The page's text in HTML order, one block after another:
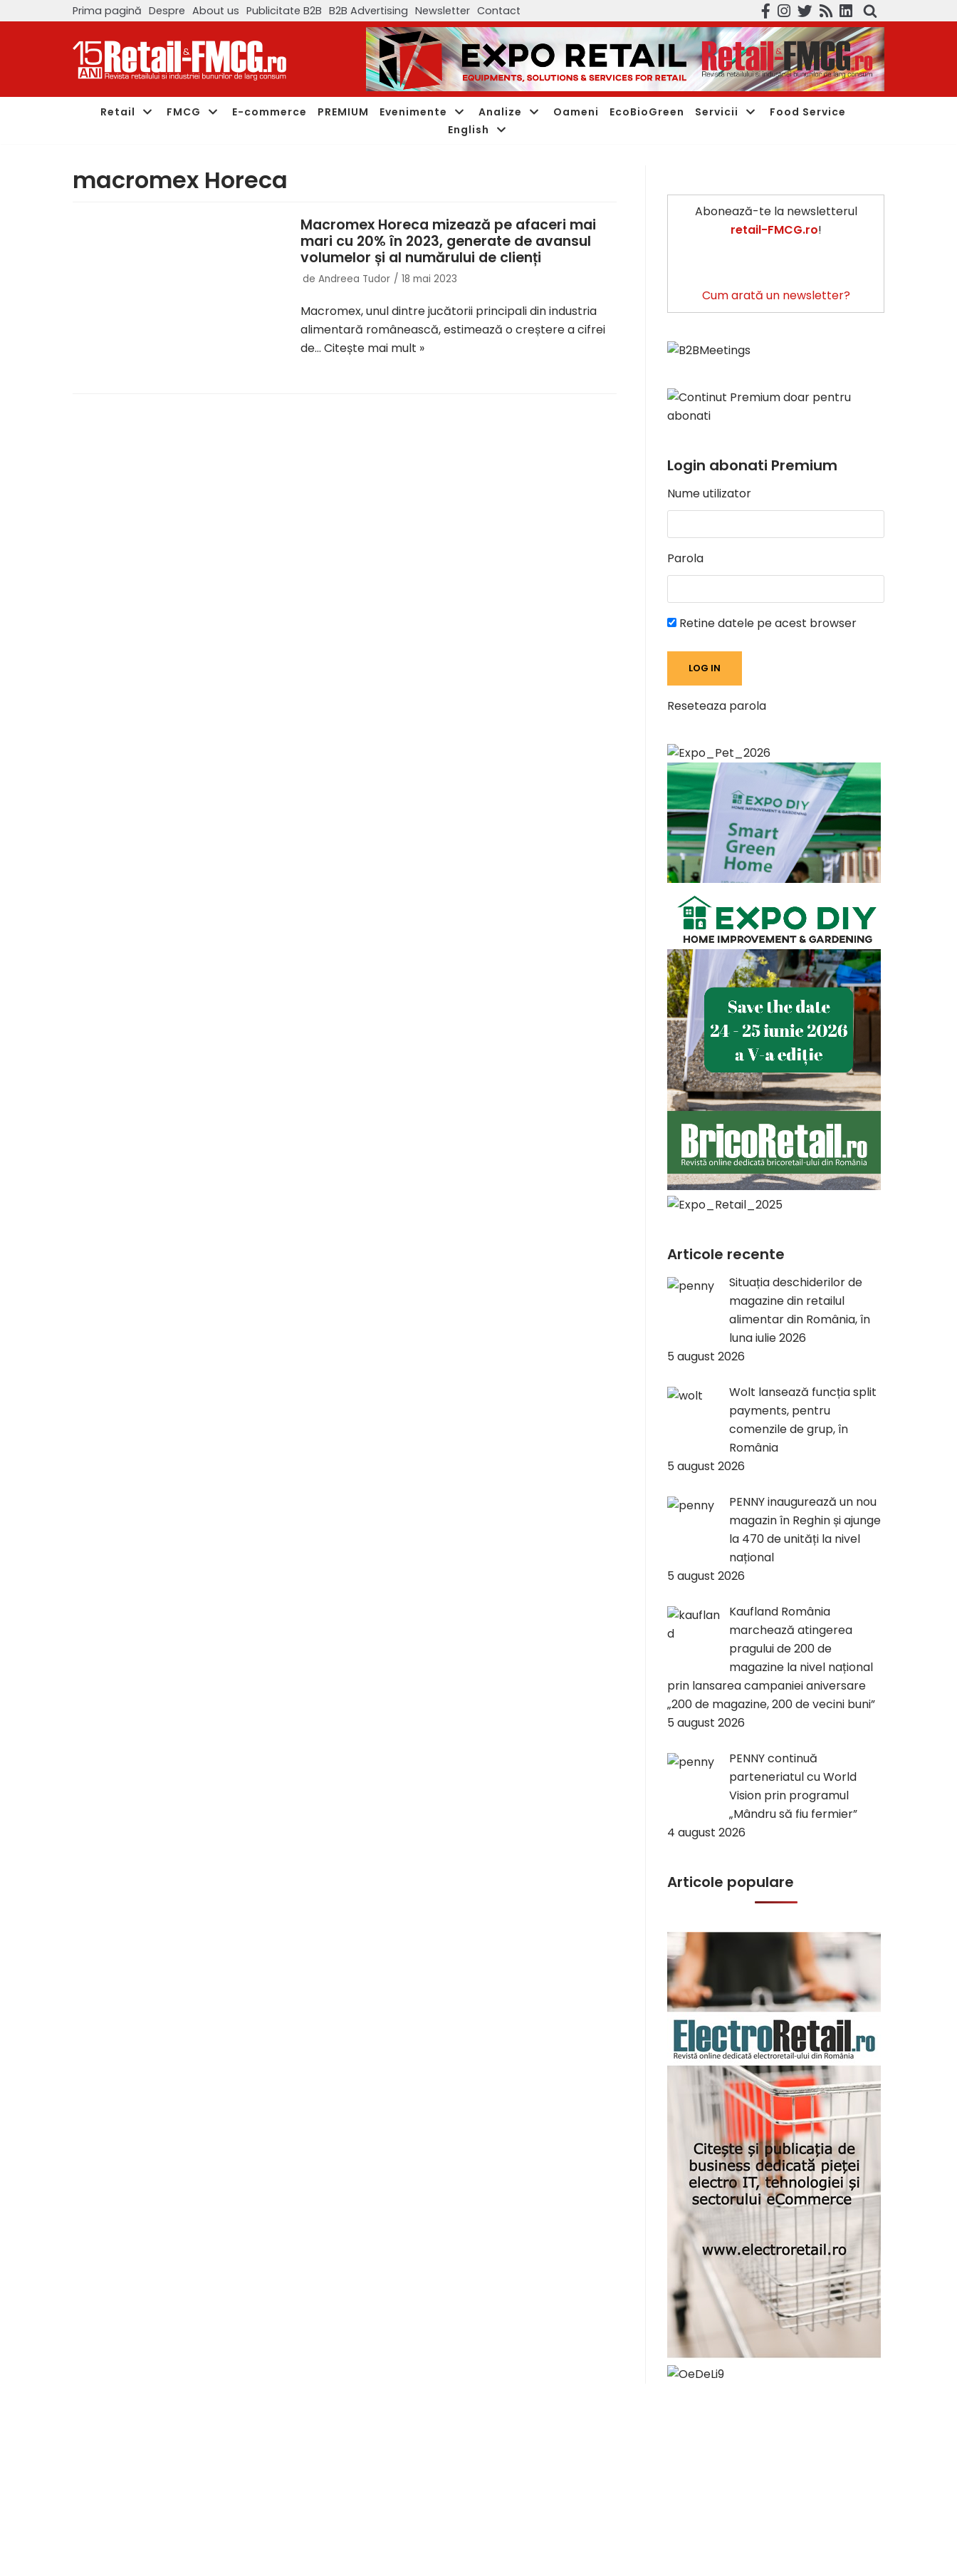
Prima pagină Despre About us Publicitate B2B B2B Advertising Newsletter Contact
Retail FMCG E-commerce PREMIUM Evenimente Analize Oameni EcoBioGreen Servicii
Food Service
English
macromex Horeca
Macromex Horeca mizează pe afaceri mai
mari cu 20% în 2023, generate de avansul
volumelor și al numărului de clienți
de Andreea Tudor 18 mai 2023
Macromex, unul dintre jucătorii principali din industria
alimentară românească, estimează o creștere a cifrei
de… Citește mai mult »
Abonează-te la newsletterul
retail-FMCG.ro!
Cum arată un newsletter?
Login abonati Premium
Nume utilizator
Parola
Retine datele pe acest browser
Reseteaza parola
Articole recente
Situația deschiderilor de
magazine din retailul
alimentar din România, în
luna iulie 2026
5 august 2026
Wolt lansează funcția split
payments, pentru
comenzile de grup, în
România
5 august 2026
PENNY inaugurează un nou
magazin în Reghin și ajunge
la 470 de unități la nivel
național
5 august 2026
Kaufland România
marchează atingerea
pragului de 200 de
magazine la nivel național
prin lansarea campaniei aniversare
„200 de magazine, 200 de vecini buni”
5 august 2026
PENNY continuă
parteneriatul cu World
Vision prin programul
„Mândru să fiu fermier”
4 august 2026
Articole populare